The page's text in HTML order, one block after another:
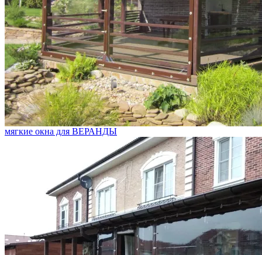
мягкие окна для ВЕРАНДЫ